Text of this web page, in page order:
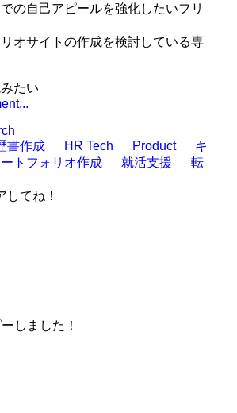
の自己アピールを強化したいフリ
オサイトの作成を検討している専
たい
書作成 HR Tech Product
キ
トフォリオ作成 就活支援
転
してね！
しました！